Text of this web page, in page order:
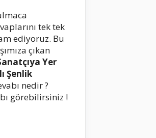
tek tek
ediyoruz. Bu
çıkan
Yer
Şenlik
nedir ?
görebilirsiniz !